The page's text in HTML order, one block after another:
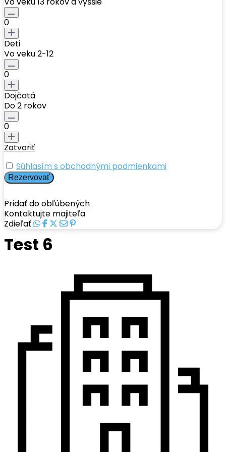
0
Deti
Vo veku 2-12
0
Dojčatá
Do 2 rokov
0
Zatvoriť
Súhlasím s obchodnými podmienkami
Pridať do obľúbených
Kontaktujte majiteľa
Zdieľať
Test 6